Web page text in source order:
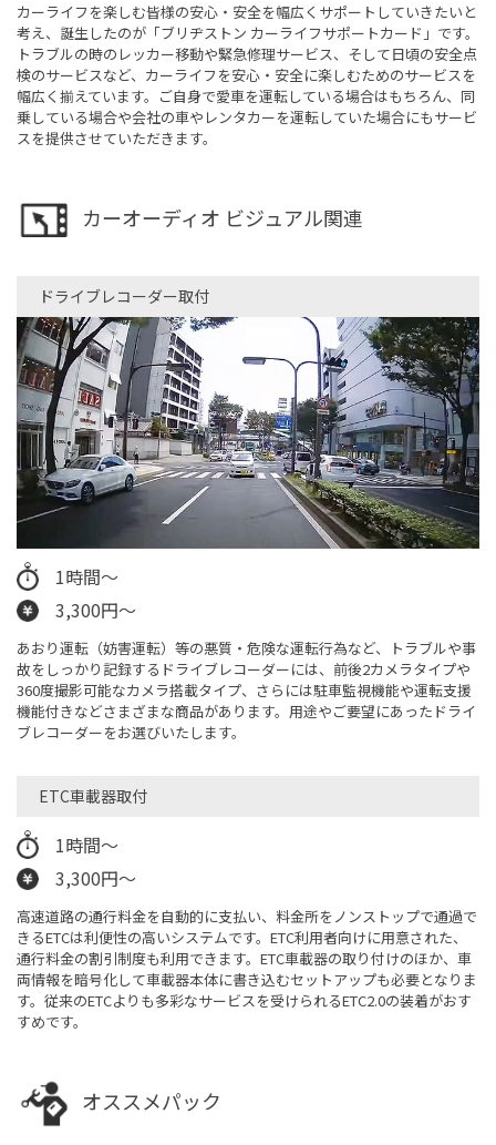
カーライフを楽しむ皆様の安心・安全を幅広くサポートしていきたいと
考え、誕生したのが「ブリヂストン カーライフサポートカード」です。
トラブルの時のレッカー移動や緊急修理サービス、そして日頃の安全点
検のサービスなど、カーライフを安心・安全に楽しむためのサービスを
幅広く揃えています。ご自身で愛車を運転している場合はもちろん、同
乗している場合や会社の車やレンタカーを運転していた場合にもサービ
スを提供させていただきます。
カーオーディオ ビジュアル関連
ドライブレコーダー取付
1時間～
3,300円～
あおり運転（妨害運転）等の悪質・危険な運転行為など、トラブルや事
故をしっかり記録するドライブレコーダーには、前後2カメラタイプや
360度撮影可能なカメラ搭載タイプ、さらには駐車監視機能や運転支援
機能付きなどさまざまな商品があります。用途やご要望にあったドライ
ブレコーダーをお選びいたします。
ETC車載器取付
1時間～
3,300円～
高速道路の通行料金を自動的に支払い、料金所をノンストップで通過で
きるETCは利便性の高いシステムです。ETC利用者向けに用意された、
通行料金の割引制度も利用できます。ETC車載器の取り付けのほか、車
両情報を暗号化して車載器本体に書き込むセットアップも必要となりま
す。従来のETCよりも多彩なサービスを受けられるETC2.0の装着がおす
すめです。
オススメパック